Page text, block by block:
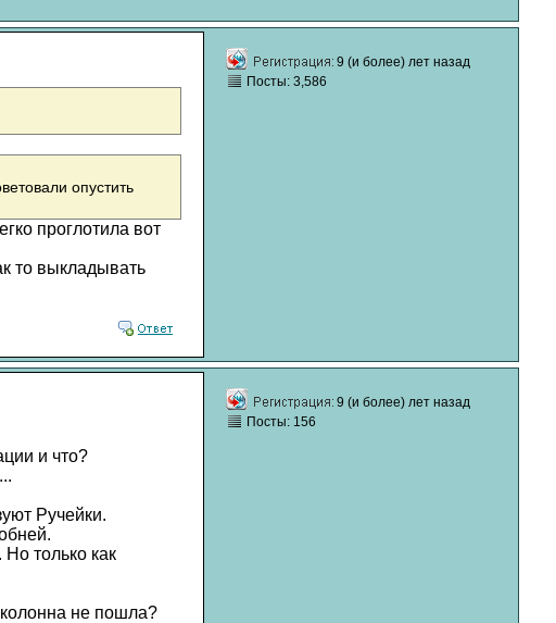
опустить
проглотила вот
то выкладывать
9 (и более) лет назад
Посты: 3,586
и что?
Ручейки.
Но только как
не пошла?
9 (и более) лет назад
Посты: 156